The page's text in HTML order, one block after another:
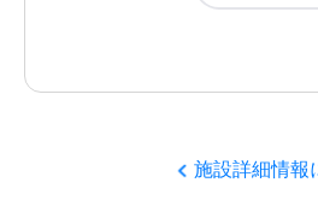
な住宅街になっています。下町み
介護医療サービスについて施設詳細情報